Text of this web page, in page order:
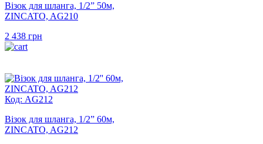
Візок для шланга, 1/2” 50м,
ZINCATO, AG210
2 438 грн
Код: AG212
Візок для шланга, 1/2” 60м,
ZINCATO, AG212